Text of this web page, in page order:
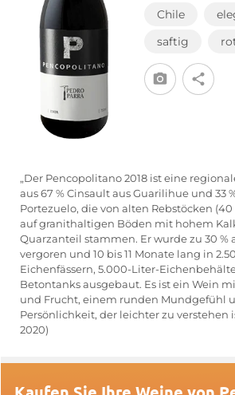
Chile
saftig
„Der Pencopolitano 2018 ist eine
aus 67 % Cinsault aus Guarilihue und 33
Portezuelo, die von alten Rebstöcken
auf granithaltigen Böden mit hohem
Quarzanteil stammen. Er wurde zu 30 %
vergoren und 10 bis 11 Monate lang in
Eichenfässern, 5.000-Liter-
Betontanks ausgebaut. Es ist ein Wein
und Frucht, einem runden Mundgefühl
Persönlichkeit, der leichter zu verstehen
2020)